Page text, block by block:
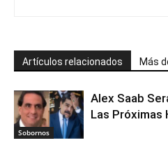
Artículos relacionados Más
Sobornos
Alex Saab
Las Próximas